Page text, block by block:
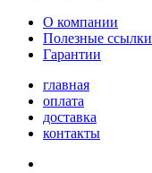
О компании
Полезные ссылки
Гарантии
главная
оплата
доставка
контакты